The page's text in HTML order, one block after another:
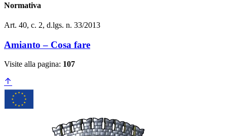
Normativa
Art. 40, c. 2, d.lgs. n. 33/2013
Amianto – Cosa fare
Visite alla pagina: 107